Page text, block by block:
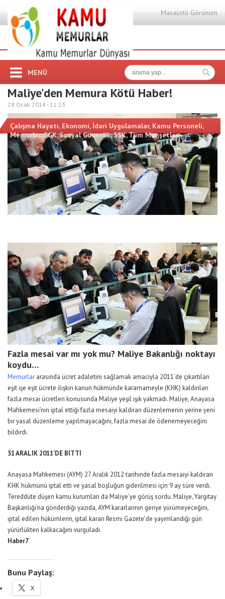
Masaüstü Görünüm
MENÜ
Maliye’den Memura Kötü Haber!
28 Ocak 2014 - 11:23
Çalışma Hayatı, Ekonomi, İdari Uygulamalar, Kamu Personeli,
Memurlar,SGK,Sosyal Güvenlik,SSK,Tüm Manşetler
Fazla mesai var mı yok mu? Maliye Bakanlığı noktayı
koydu…
Memurlar arasında ücret adaletini sağlamak amacıyla 2011’de çıkartılan
eşit işe eşit ücrete ilişkin kanun hükmünde kararnameyle (KHK) kaldırılan
fazla mesai ücretleri konusunda Maliye yeşil ışık yakmadı. Maliye, Anayasa
Mahkemesi’nin iptal ettiği fazla mesaiyi kaldıran düzenlemenin yerine yeni
bir yasal düzenleme yapılmayacağını, fazla mesai de ödenemeyeceğini
bildirdi.
31 ARALIK 2011’DE BİTTİ
Anayasa Mahkemesi (AYM) 27 Aralık 2012 tarihinde fazla mesaiyi kaldıran
KHK hükmünü iptal etti ve yasal boşluğun giderilmesi için 9 ay süre verdi.
Tereddüte düşen kamu kurumları da Maliye’ye görüş sordu. Maliye, Yargıtay
Başkanlığı’na gönderdiği yazıda, AYM kararlarının geriye yürümeyeceğini,
iptal edilen hükümlerin, iptal kararı Resmi Gazete’de yayımlandığı gün
yürürlükten kalkacağını vurguladı.
Haber7
Bunu Paylaş:
X